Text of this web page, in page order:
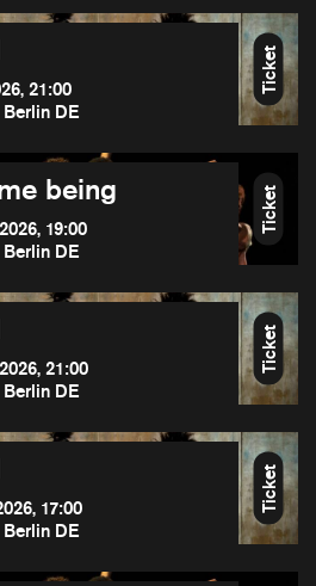
21:00
DE
Ticket
being
19:00
DE
Ticket
21:00
DE
Ticket
17:00
DE
Ticket